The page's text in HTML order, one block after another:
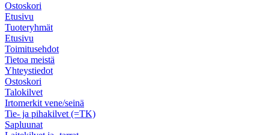
Ostoskori
Etusivu
Tuoteryhmät
Etusivu
Toimitusehdot
Tietoa meistä
Yhteystiedot
Ostoskori
Talokilvet
Irtomerkit vene/seinä
Tie- ja pihakilvet (=TK)
Sapluunat